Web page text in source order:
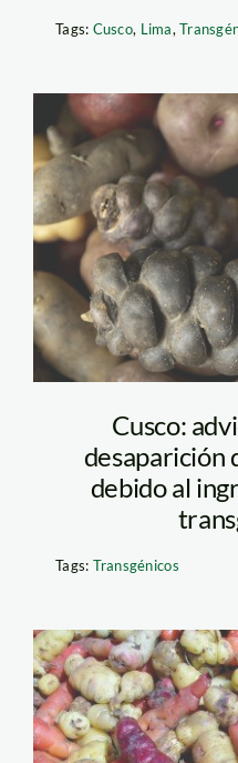
Tags: Cusco, Lima,
Cusco:
desaparición
debido al
Tags: Transgénicos